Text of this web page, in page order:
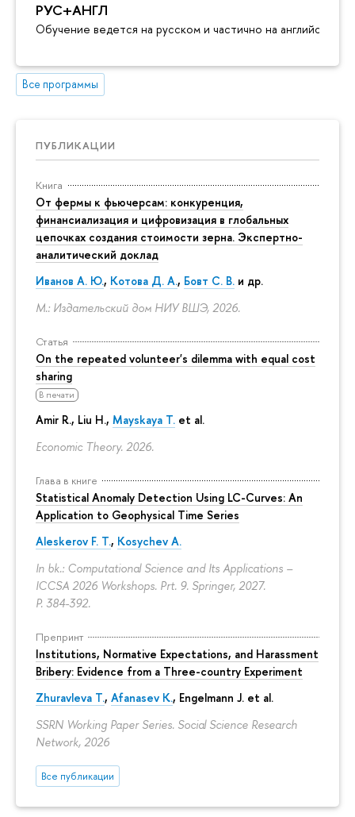
РУС+АНГЛ
Обучение ведется на русском и частично на английском
Все программы
ПУБЛИКАЦИИ
Книга
От фермы к фьючерсам: конкуренция,
финансиализация и цифровизация в глобальных
цепочках создания стоимости зерна. Экспертно-
аналитический доклад
Иванов А. Ю., Котова Д. А., Бовт С. В. и др.
М.: Издательский дом НИУ ВШЭ, 2026.
Статья
On the repeated volunteer's dilemma with equal cost
sharing
В печати
Amir R., Liu H., Mayskaya T. et al.
Economic Theory. 2026.
Глава в книге
Statistical Anomaly Detection Using LC-Curves: An
Application to Geophysical Time Series
Aleskerov F. T., Kosychev A.
In bk.: Computational Science and Its Applications –
ICCSA 2026 Workshops. Prt. 9. Springer, 2027.
P. 384-392.
Препринт
Institutions, Normative Expectations, and Harassment
Bribery: Evidence from a Three-country Experiment
Zhuravleva T., Afanasev K., Engelmann J. et al.
SSRN Working Paper Series. Social Science Research
Network, 2026
Все публикации